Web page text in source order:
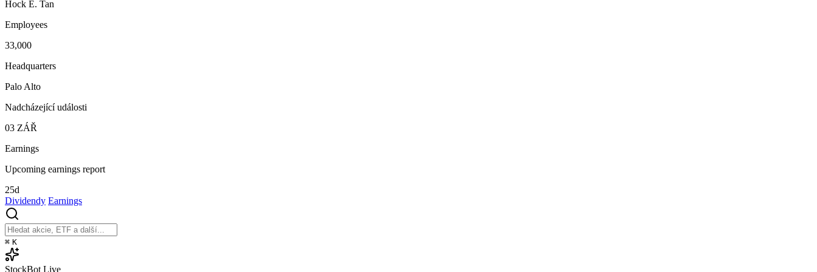
Hock E. Tan
Employees
33,000
Headquarters
Palo Alto
Nadcházející události
03 ZÁŘ
Earnings
Upcoming earnings report
25d
Dividendy Earnings
⌘ K
StockBot Live